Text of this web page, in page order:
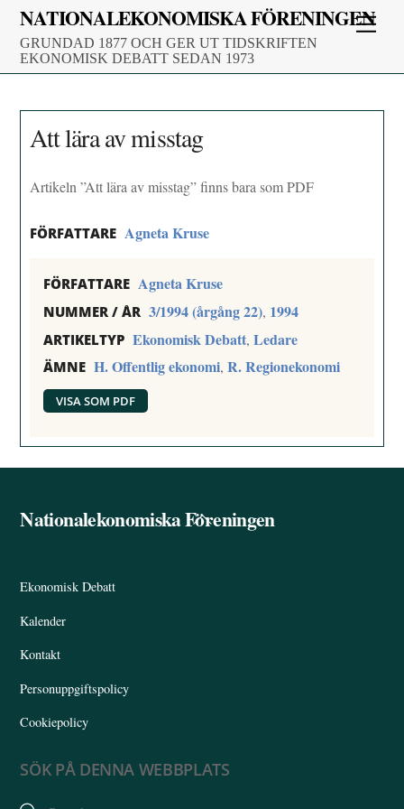
Skip
content
NATIONALEKONOMISKA FÖRENINGEN
GRUNDAD 1877 OCH GER UT TIDSKRIFTEN
EKONOMISK DEBATT SEDAN 1973
Att lära av misstag
Artikeln ”Att lära av misstag” finns bara som PDF
FÖRFATTARE Agneta Kruse
FÖRFATTARE Agneta Kruse
NUMMER / ÅR 3/1994 (årgång 22), 1994
ARTIKELTYP Ekonomisk Debatt,Ledare
ÄMNE H. Offentlig ekonomi,R. Regionekonomi
VISA SOM PDF
Back
Nationalekonomiska Föreningen
Ekonomisk Debatt
Kalender
Kontakt
Personuppgiftspolicy
Cookiepolicy
SÖK PÅ DENNA WEBBPLATS